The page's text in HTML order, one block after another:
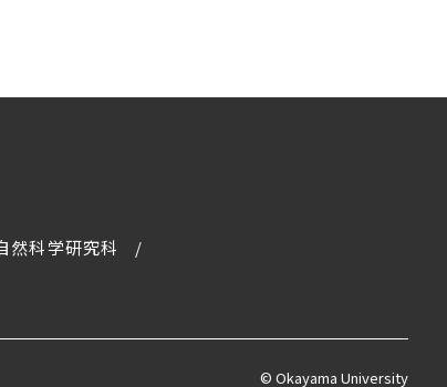
然科学研究科
© Okayama University